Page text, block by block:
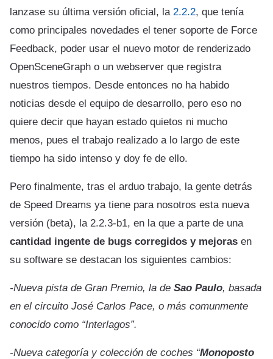
lanzase su última versión oficial, la 2.2.2, que tenía
como principales novedades el tener soporte de Force
Feedback, poder usar el nuevo motor de renderizado
OpenSceneGraph o un webserver que registra
nuestros tiempos. Desde entonces no ha habido
noticias desde el equipo de desarrollo, pero eso no
quiere decir que hayan estado quietos ni mucho
menos, pues el trabajo realizado a lo largo de este
tiempo ha sido intenso y doy fe de ello.
Pero finalmente, tras el arduo trabajo, la gente detrás
de Speed Dreams ya tiene para nosotros esta nueva
versión (beta), la 2.2.3-b1, en la que a parte de una
cantidad ingente de bugs corregidos y mejoras en
su software se destacan los siguientes cambios:
-Nueva pista de Gran Premio, la de Sao Paulo, basada
en el circuito José Carlos Pace, o más comunmente
conocido como “Interlagos”.
-Nueva categoría y colección de coches “Monoposto